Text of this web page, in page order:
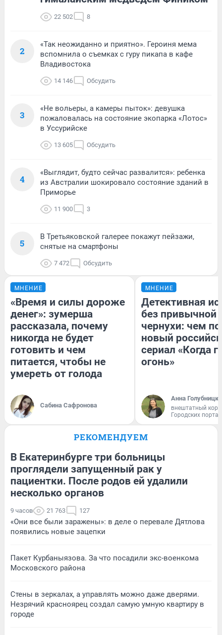
22 502 8
2
«Так неожиданно и приятно». Героиня мема
вспомнила о съемках с гуру пикапа в кафе
Владивостока
14 146 Обсудить
3
«Не вольеры, а камеры пыток»: девушка
пожаловалась на состояние экопарка «Лотос»
в Уссурийске
13 605 Обсудить
4
«Выглядит, будто сейчас развалится»: ребенка
из Австралии шокировало состояние зданий в
Приморье
11 900 3
5
В Третьяковской галерее покажут пейзажи,
снятые на смартфоны
7 472 Обсудить
МНЕНИЕ
«Время и силы дороже
денег»: зумерша
рассказала, почему
никогда не будет
готовить и чем
питается, чтобы не
умереть от голода
Сабина Сафронова
МНЕНИЕ
Детективная
без привычной
чернухи: чем
новый
сериал «Когда
огонь»
Анна
внештатный
Городских
РЕКОМЕНДУЕМ
В Екатеринбурге три больницы
проглядели запущенный рак у
пациентки. После родов ей удалили
несколько органов
9 часов 21 763 127
«Они все были заражены»: в деле о перевале Дятлова
появились новые зацепки
Пакет Курбаныязова. За что посадили экс-военкома
Московского района
Стены в зеркалах, а управлять можно даже дверями.
Незрячий красноярец создал самую умную квартиру в
городе